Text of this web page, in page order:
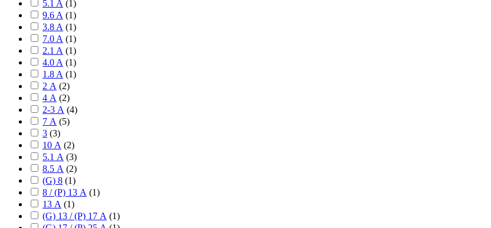
5.1 A (1)
9.6 A (1)
3.8 A (1)
7.0 A (1)
2.1 A (1)
4.0 A (1)
1.8 A (1)
2 А (2)
4 А (2)
2-3 А (4)
7 А (5)
3 (3)
10 А (2)
5.1 А (3)
8.5 А (2)
(G) 8 (1)
8 / (P) 13 А (1)
13 А (1)
(G) 13 / (P) 17 А (1)